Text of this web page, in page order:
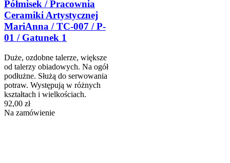
Półmisek / Pracownia
Ceramiki Artystycznej
MariAnna / TC-007 / P-
01 / Gatunek 1
Duże, ozdobne talerze, większe
od talerzy obiadowych. Na ogół
podłużne. Służą do serwowania
potraw. Występują w różnych
kształtach i wielkościach.
92,00 zł
Na zamówienie